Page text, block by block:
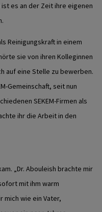
es an der Zeit ihre eigenen
Reinigungskraft in einem
sie von ihren Kolleginnen
auf eine Stelle zu bewerben.
Gemeinschaft, seit nun
SEKEM-Firmen als
ihr die Arbeit in den
„Dr. Abouleish brachte mir
mit ihm warm
mich wie ein Vater,